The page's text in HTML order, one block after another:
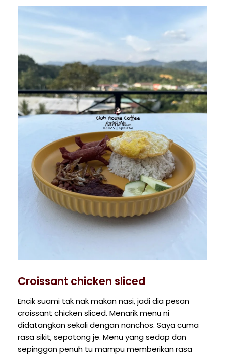
Croissant chicken sliced
Encik suami tak nak makan nasi, jadi dia pesan
croissant chicken sliced. Menarik menu ni
didatangkan sekali dengan nanchos. Saya cuma
rasa sikit, sepotong je. Menu yang sedap dan
sepinggan penuh tu mampu memberikan rasa